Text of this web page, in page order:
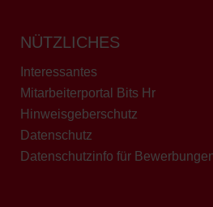
NÜTZLICHES
Interessantes
Mitarbeiterportal Bits Hr
Hinweisgeberschutz
Datenschutz
Datenschutzinfo für